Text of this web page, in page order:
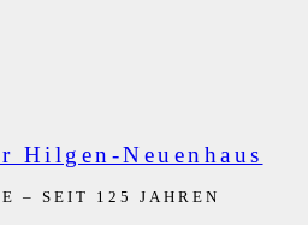
Hilgen-Neuenhaus
– SEIT 125 JAHREN